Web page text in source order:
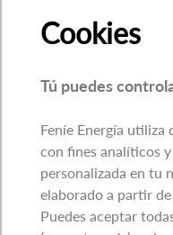
Cookies
Tú puedes
Feníe Energía utiliza
con fines analíticos
personalizada en tu
elaborado a partir
Puedes aceptar